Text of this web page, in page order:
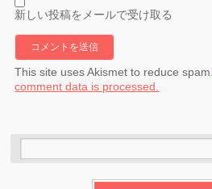
新しい投稿をメールで受け取る
This site uses Akismet to reduce spam.
comment data is processed.